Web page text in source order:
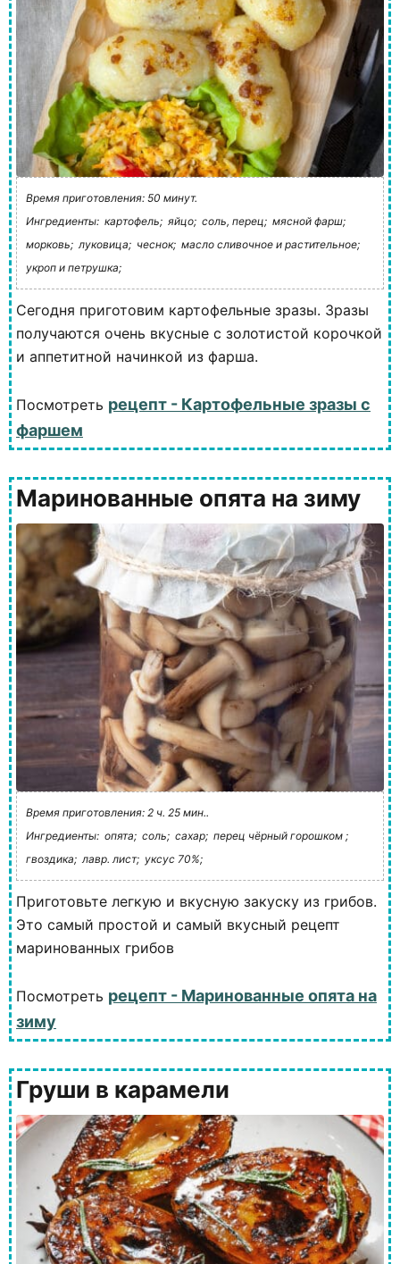
Время приготовления: 50 минут.
Ингредиенты: картофель; яйцо; соль, перец; мясной фарш;
морковь; луковица; чеснок; масло сливочное и растительное;
укроп и петрушка;
Сегодня приготовим картофельные зразы. Зразы
получаются очень вкусные с золотистой корочкой
и аппетитной начинкой из фарша.
Посмотреть рецепт - Картофельные зразы с
фаршем
Маринованные опята на зиму
Время приготовления: 2 ч. 25 мин..
Ингредиенты: опята; соль; сахар; перец чёрный горошком ;
гвоздика; лавр. лист; уксус 70%;
Приготовьте легкую и вкусную закуску из грибов.
Это самый простой и самый вкусный рецепт
маринованных грибов
Посмотреть рецепт - Маринованные опята на
зиму
Груши в карамели